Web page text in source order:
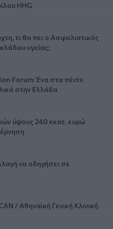
HHG
τι θα πει ο Ασφαλιστικός
υγείας;
Forum: Ένα στα πέντε
στην Ελλάδα
ύψους 240 εκατ. ευρώ
να οδηγήσει σε
/ Αθηναϊκή Γενική Κλινική